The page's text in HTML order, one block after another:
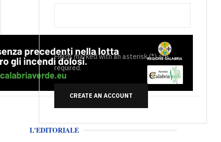
Fields marked with an asterisk (*) are
required.
CREATE AN ACCOUNT
L'EDITORIALE